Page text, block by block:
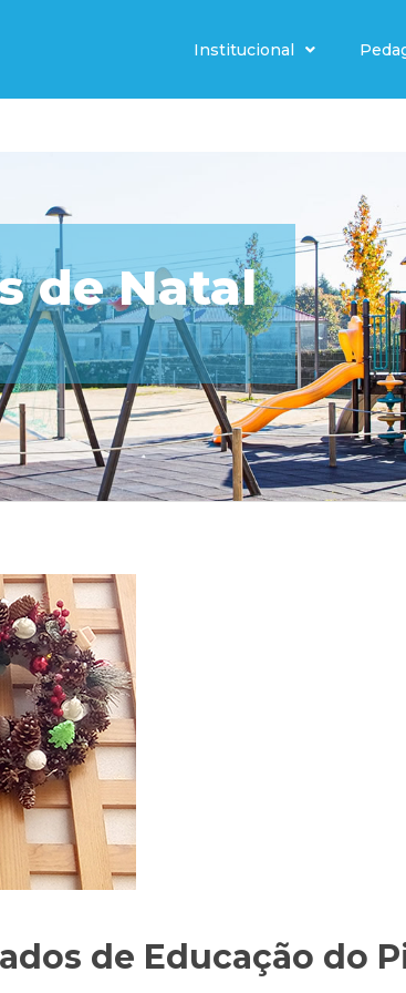
Institucional
de Natal
de Educação do